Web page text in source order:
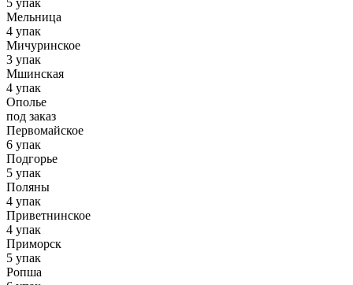
5 упак
Мельница
4 упак
Мичуринское
3 упак
Мшинская
4 упак
Ополье
под заказ
Первомайское
6 упак
Подгорье
5 упак
Поляны
4 упак
Приветнинское
4 упак
Приморск
5 упак
Ропша